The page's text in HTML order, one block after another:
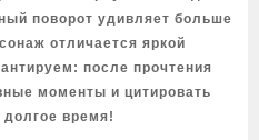
поворот удивляет больше
отличается яркой
после прочтения
моменты и цитировать
время!